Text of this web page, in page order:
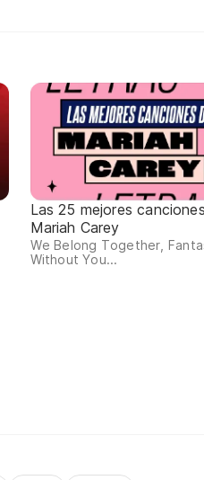
Las 25 mejores
Mariah Carey
We Belong Together,
Without You...